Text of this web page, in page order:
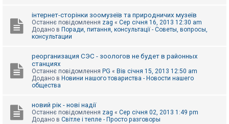
інтернет-сторінки зоомузеїв та природничих музеїв
Останнє повідомлення zag « Сер січня 16, 2013 12:30 am
Додано в Поради, питання, консультації - Советы, вопросы,
консультации
реорганизация СЭС - зоологов не будет в районных
станциях
Останнє повідомлення PG « Вів січня 15, 2013 12:50 am
Додано в Новини нашого товариства - Новости нашего
общества
новий рік - нові надії
Останнє повідомлення zag « Сер січня 02, 2013 1:49 pm
Додано в Світле і тепле - Просто разговоры